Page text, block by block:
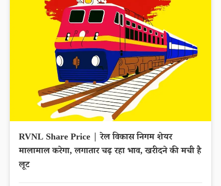
RVNL Share Price | रेल विकास निगम शेयर
मालामाल करेगा, लगातार चढ़ रहा भाव, खरीदने की मची है
लूट